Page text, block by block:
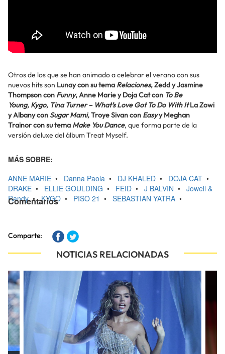
Otros de los que se han animado a celebrar el verano con sus
nuevos hits son Lunay con su tema Relaciones, Zedd y Jasmine
Thompson con Funny, Anne Marie y Doja Cat con To Be
Young, Kygo, Tina Turner – What’s Love Got To Do With ItLa Zowi
y Albany con Sugar Mami,Troye Sivan con Easyy Meghan
Trainor con su tema Make You Dance, que forma parte de la
versión deluxe del álbum Treat Myself.
MÁS SOBRE:
ANNE MARIE • Danna Paola • DJ KHALED • DOJA CAT •
DRAKE • ELLIE GOULDING • FEID • J BALVIN • Jowell &
Randy•KYGO • PISO 21 • SEBASTIAN YATRA •
Comentarios
Comparte:
NOTICIAS RELACIONADAS